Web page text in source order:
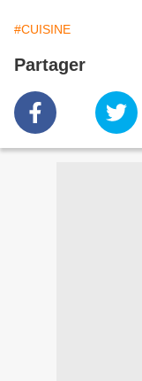
#CUISINE
Partager